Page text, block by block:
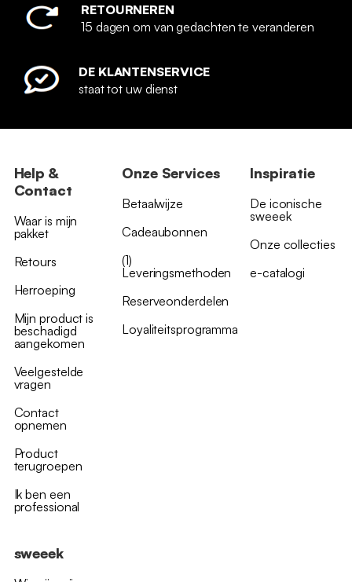
RETOURNEREN
15 dagen om van gedachten te veranderen
DE KLANTENSERVICE
staat tot uw dienst
Help &
Contact
Waar is mijn
pakket
Retours
Herroeping
Mijn product is
beschadigd
aangekomen
Veelgestelde
vragen
Contact
opnemen
Product
terugroepen
Ik ben een
professional
Onze Services
Betaalwijze
Cadeaubonnen
(1)
Leveringsmethoden
Reserveonderdelen
Loyaliteitsprogramma
Inspiratie
De iconische
sweeek
Onze collecties
e-catalogi
sweeek